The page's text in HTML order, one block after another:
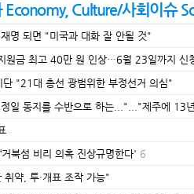
Economy, Culture/사회이슈
명 되면 "미국과 대화 잘 안될 것"
원금 최고 40만 원 인상…6월 23일까지 신
단 "21대 총선 광범위한 부정선거 의심"
정일 동지를 수반으로 하는..."..."제주에 13
거북섬 비리 의혹 진상규명한다' 6
취약, 투·개표 조작 가능"